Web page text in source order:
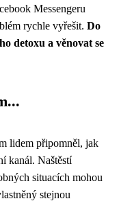
Messengeru
rychle vyřešit. Do
detoxu a věnovat se
lidem připomněl, jak
kanál. Naštěstí
situacích mohou
stejnou